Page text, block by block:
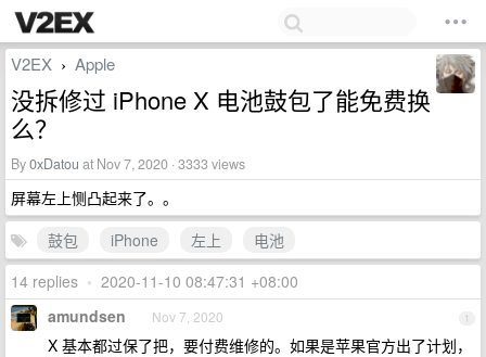
V2EX › Apple
没拆修过 iPhone X 电池鼓包了能免费换
么？
By0xDatou at Nov 7, 2020 · 3333 views
屏幕左上恻凸起来了。。
鼓包
iPhone 左上
电池
14 replies • 2020-11-10 08:47:31 +08:00
1
amundsen Nov 7, 2020
X 基本都过保了把，要付费维修的。如果是苹果官方出了计划，